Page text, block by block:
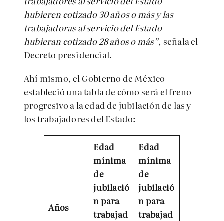
hubieren cotizado 30 años o más y las
trabajadoras al servicio del Estado
hubieran cotizado 28 años o más”, señala el
Decreto presidencial.
Ahí mismo, el Gobierno de México
estableció una tabla de cómo será el freno
progresivo a la edad de jubilación de las y
los trabajadores del Estado:
Años
Edad
mínima
de
jubilació
n para
trabajad
Edad
mínima
de
jubilació
n para
trabajad